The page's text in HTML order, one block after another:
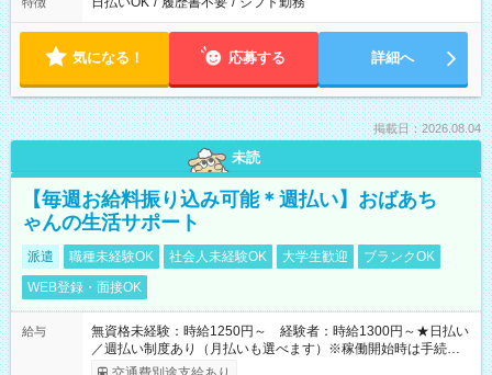
気になる！ 応募する 詳細へ
掲載日：2026.08.04
未読
【毎週お給料振り込み可能＊週払い】おばあち
ゃんの生活サポート
派遣 職種未経験OK 社会人未経験OK 大学生歓迎
ブランクOK
WEB登録・面接OK
給与
無資格未経験：時給1250円～ 経験者：時給1300円～★日払い
／週払い制度あり（月払いも選べます）※稼働開始時は手続き完
了次第のお支払いとなります。